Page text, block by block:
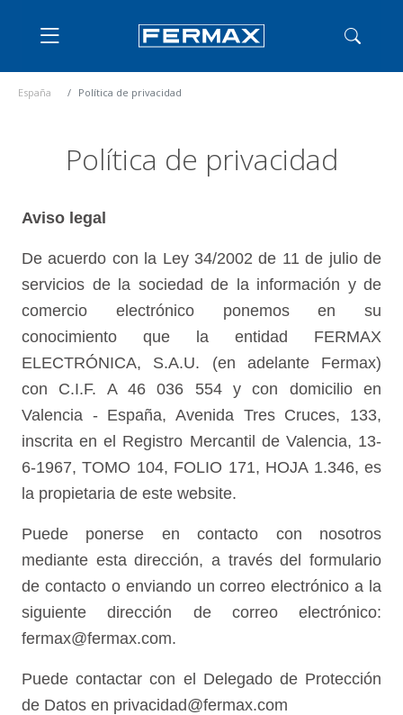
España Política de privacidad
Política de privacidad
Aviso legal
De acuerdo con la Ley 34/2002 de 11 de julio de
servicios de la sociedad de la información y de
comercio electrónico ponemos en su
conocimiento que la entidad FERMAX
ELECTRÓNICA, S.A.U. (en adelante Fermax)
con C.I.F. A 46 036 554 y con domicilio en
Valencia - España, Avenida Tres Cruces, 133,
inscrita en el Registro Mercantil de Valencia, 13-
6-1967, TOMO 104, FOLIO 171, HOJA 1.346, es
la propietaria de este website.
Puede ponerse en contacto con nosotros
mediante esta dirección, a través del formulario
de contacto o enviando un correo electrónico a la
siguiente dirección de correo electrónico:
fermax@fermax.com.
Puede contactar con el Delegado de Protección
de Datos en privacidad@fermax.com